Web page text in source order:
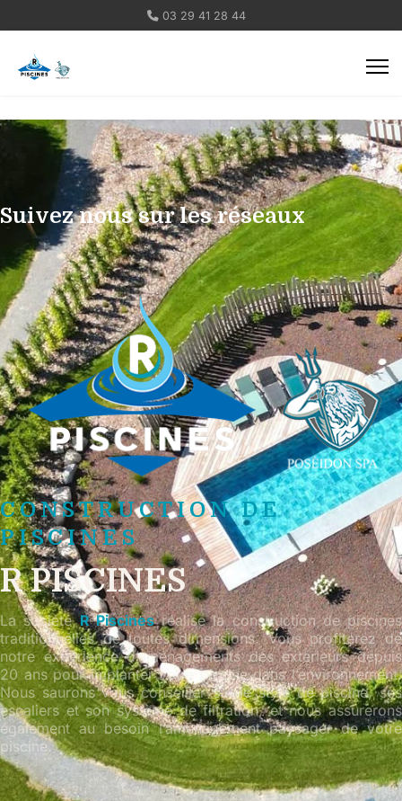
03 29 41 28 44
Suivez nous sur les réseaux
CONSTRUCTION DE
PISCINES
R PISCINES
La sociétéR Piscinesréalise la construction de piscines
traditionnelles de toutes dimensions. Vous profiterez de
notre expérience d’aménagements des extérieurs depuis
20 ans pour implanter votre piscine dans l’environnement.
Nous saurons vous conseiller sur le style de piscine, ses
escaliers et son système de filtration, et nous assurerons
également au besoin l’aménagement paysager de votre
piscine.